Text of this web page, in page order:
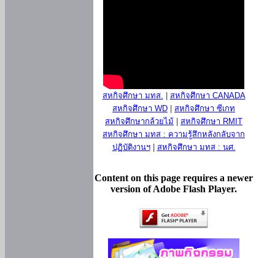
สหกิจศึกษา มทส.
สหกิจศึกษา CANADA
สหกิจศึกษา WD
สหกิจศึกษา ซีเกท
สหกิจศึกษากล้วยไม้
สหกิจศึกษา RMIT
สหกิจศึกษา มทส : ความรู้สึกหลังกลับจาก
ปฏิบัติงานฯ| สหกิจศึกษา มทส : นศ.
Content on this page requires a newer
version of Adobe Flash Player.